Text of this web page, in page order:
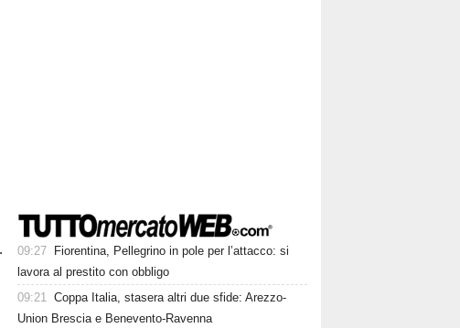
09:27
Fiorentina, Pellegrino in pole per l’attacco: si
lavora al prestito con obbligo
09:21 Coppa Italia, stasera altri due sfide: Arezzo-
Union Brescia e Benevento-Ravenna